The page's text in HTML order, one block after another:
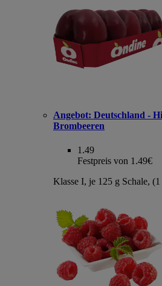
Angebot: Deutschland -
Brombeeren
1.49
Festpreis von 1.49€
Klasse I, je 125 g Schale,